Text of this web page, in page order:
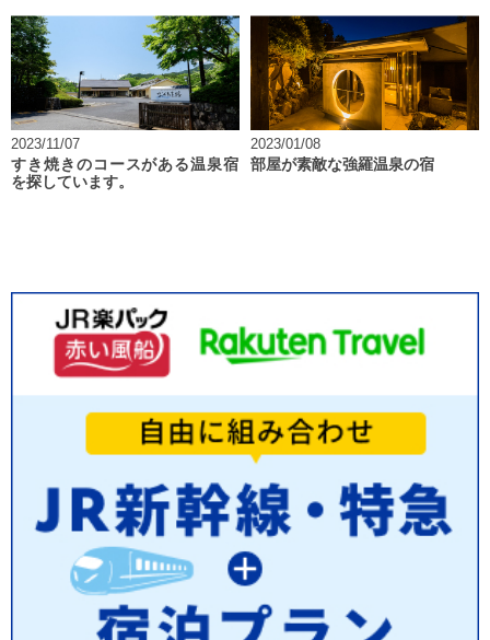
2023/11/07
すき焼きのコースがある温泉宿
を探しています。
2023/01/08
部屋が素敵な強羅温泉の宿